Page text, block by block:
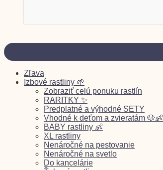
Zľava
Izbové rastliny 🌱
Zobraziť celú ponuku rastlín
RARITKY ✨
Predplatné a výhodné SETY
Vhodné k deťom a zvieratám 🐶👶
BABY rastliny 👶
XL rastliny
Nenáročné na pestovanie
Nenáročné na svetlo
Do kancelárie